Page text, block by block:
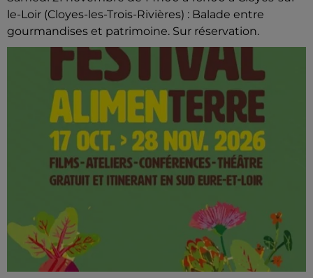
le-Loir (Cloyes-les-Trois-Rivières) : Balade entre
gourmandises et patrimoine. Sur réservation.